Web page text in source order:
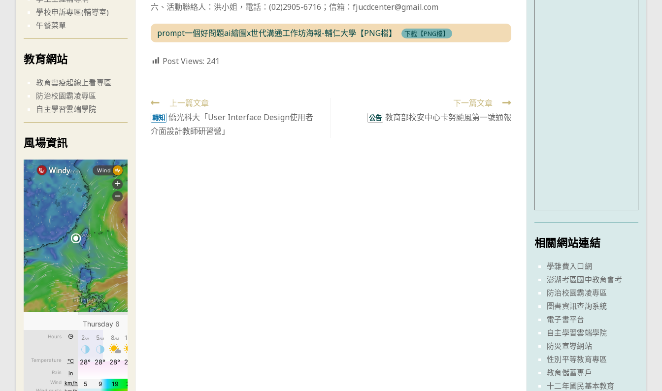
六、活動聯絡人：洪小姐，電話：(02)2905-6716；信箱：fjucdcenter@gmail.com
prompt一個好問題ai繪圖x世代溝通工作坊海報-輔仁大學【PNG檔】 下載【PNG檔】
Post Views: 241
Read
more
articles
上一篇文章
轉知 僑光科大「User Interface Design使用者
介面設計教師研習營」
下一篇文章
公告 教育部校安中心卡努颱風第一號通報
學校申訴專區(輔導室)
午餐菜單
教育網站
教育雲疫起線上看專區
防治校園霸凌專區
自主學習雲端學院
風場資訊
相關網站連結
學雜費入口網
澎湖考區國中教育會考
防治校園霸凌專區
圖書資訊查詢系統
電子書平台
自主學習雲端學院
防災宣導網站
性別平等教育專區
教育儲蓄專戶
十二年國民基本教育